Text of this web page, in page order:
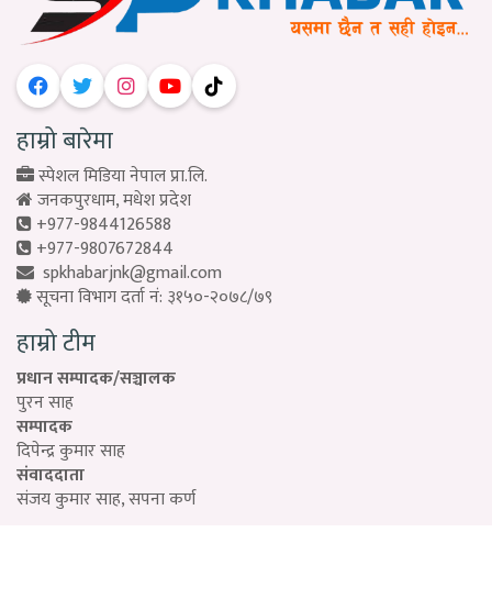
हाम्रो बारेमा
स्पेशल मिडिया नेपाल प्रा.लि.
जनकपुरधाम, मधेश प्रदेश
+977-9844126588
+977-9807672844
spkhabarjnk@gmail.com
सूचना विभाग दर्ता नं: ३१५०-२०७८/७९
हाम्रो टीम
प्रधान सम्पादक/सञ्चालक
पुरन साह
सम्पादक
दिपेन्द्र कुमार साह
संवाददाता
संजय कुमार साह, सपना कर्ण